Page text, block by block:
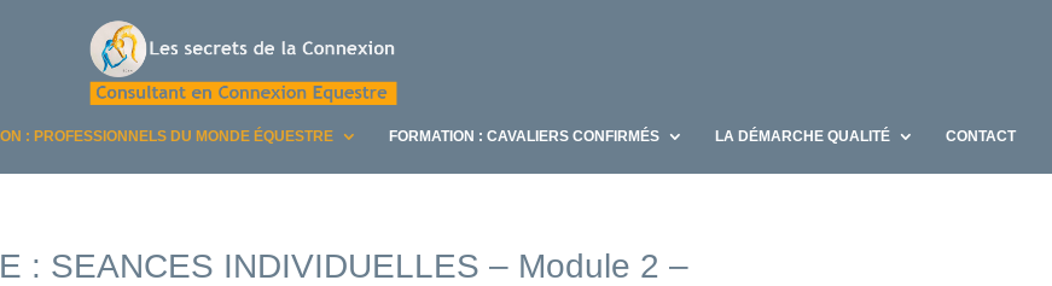
: PROFESSIONNELS DU MONDE ÉQUESTRE FORMATION : CAVALIERS CONFIRMÉS LA DÉMARCHE QUALITÉ CONTACT
: SEANCES INDIVIDUELLES – Module 2 –